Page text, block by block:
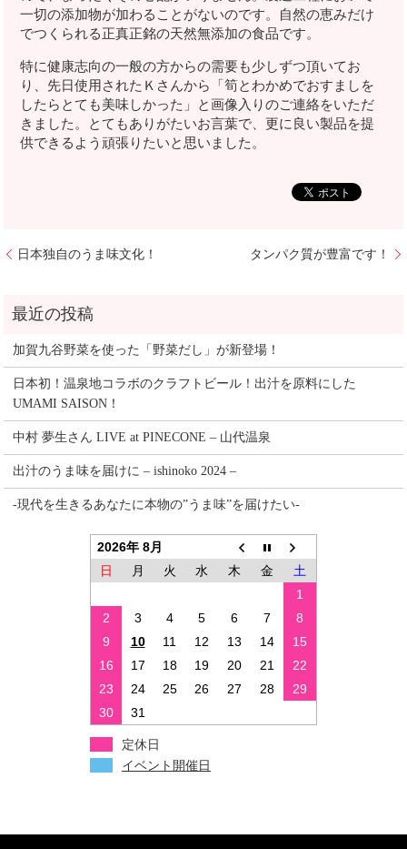
一切の添加物が加わることがないのです。自然の恵みだけ
でつくられる正真正銘の天然無添加の食品です。
特に健康志向の一般の方からの需要も少しずつ頂いてお
り、先日使用されたＫさんから「筍とわかめでおすましを
したらとても美味しかった」と画像入りのご連絡をいただ
きました。とてもありがたいお言葉で、更に良い製品を提
供できるよう頑張りたいと思いました。
日本独自のうま味文化！ タンパク質が豊富です！
加賀九谷野菜を使った「野菜だし」が新登場！
日本初！温泉地コラボのクラフトビール！出汁を原料にした
UMAMI SAISON！
中村 夢生さん LIVE at PINECONE – 山代温泉
出汁のうま味を届けに – ishinoko 2024 –
-現代を生きるあなたに本物の”うま味”を届けたい-
2026年 8月
日
月 火 水 木 金
土
1
2
3 4 5 6 7
8
9
10 11 12 13 14
15
16
17 18 19 20 21
22
23
24 25 26 27 28
29
30
31
定休日
イベント開催日